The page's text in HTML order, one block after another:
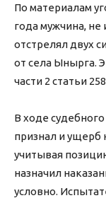
По материалам
года мужчина,
отстрелял двух
от села Ынырга.
части 2 статьи
В ходе
признал и ущерб
учитывая
назначил
условно.